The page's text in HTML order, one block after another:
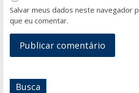
Salvar meus dados neste navegador
que eu comentar.
Busca